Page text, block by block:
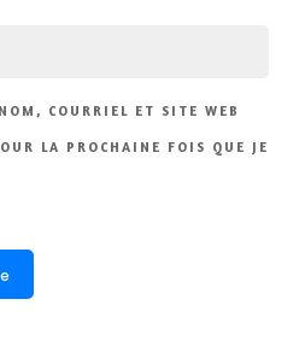
COURRIEL ET SITE WEB
LA PROCHAINE FOIS QUE JE